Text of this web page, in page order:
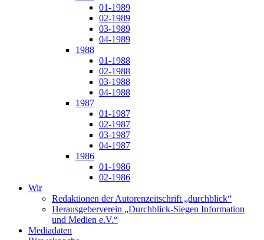
01-1989
02-1989
03-1989
04-1989
1988
01-1988
02-1988
03-1988
04-1988
1987
01-1987
02-1987
03-1987
04-1987
1986
01-1986
02-1986
Wir
Redaktionen der Autorenzeitschrift „durchblick“
Herausgeberverein „Durchblick-Siegen Information
und Medien e.V.“
Mediadaten